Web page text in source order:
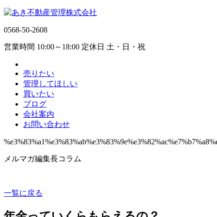
0568-50-2608
営業時間 10:00～18:00 定休日 土・日・祝
売りたい
管理してほしい
買いたい
ブログ
会社案内
お問い合わせ
メルマガ編集長コラム
一覧に戻る